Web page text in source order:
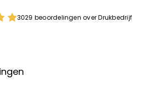
3029 beoordelingen over Drukbedrijf